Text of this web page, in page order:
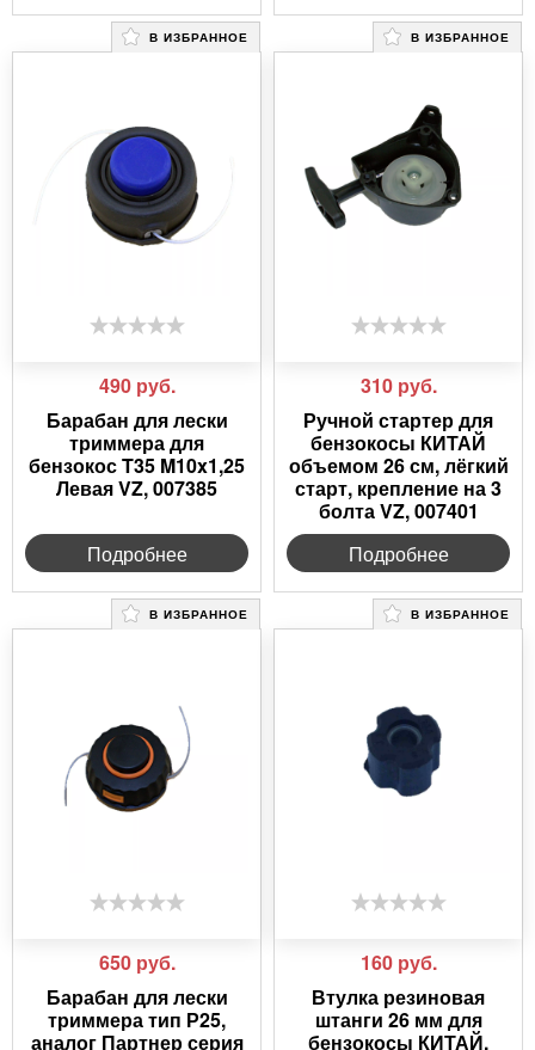
В ИЗБРАННОЕ
490 руб.
Барабан для лески
триммера для
бензокос T35 M10x1,25
Левая VZ, 007385
Подробнее
В ИЗБРАННОЕ
310 руб.
Ручной стартер для
бензокосы КИТАЙ
объемом 26 см, лёгкий
старт, крепление на 3
болта VZ, 007401
Подробнее
В ИЗБРАННОЕ
650 руб.
Барабан для лески
триммера тип Р25,
аналог Партнер серия
В ИЗБРАННОЕ
160 руб.
Втулка резиновая
штанги 26 мм для
бензокосы КИТАЙ,